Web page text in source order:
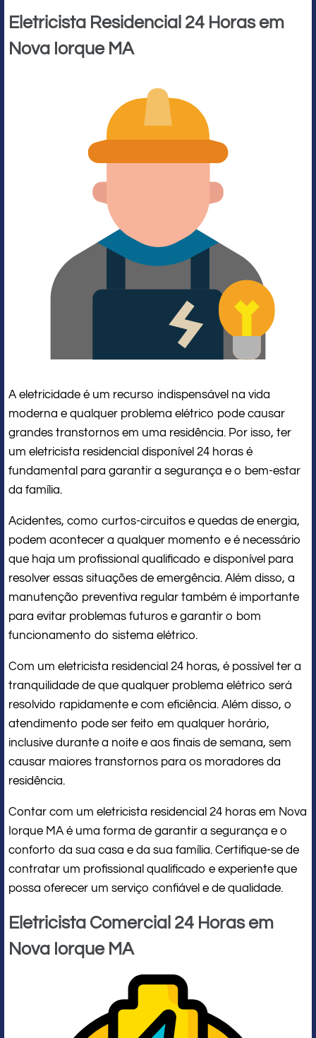
Eletricista Residencial 24 Horas em
Nova Iorque MA
A eletricidade é um recurso indispensável na vida
moderna e qualquer problema elétrico pode causar
grandes transtornos em uma residência. Por isso, ter
um eletricista residencial disponível 24 horas é
fundamental para garantir a segurança e o bem-estar
da família.
Acidentes, como curtos-circuitos e quedas de energia,
podem acontecer a qualquer momento e é necessário
que haja um profissional qualificado e disponível para
resolver essas situações de emergência. Além disso, a
manutenção preventiva regular também é importante
para evitar problemas futuros e garantir o bom
funcionamento do sistema elétrico.
Com um eletricista residencial 24 horas, é possível ter a
tranquilidade de que qualquer problema elétrico será
resolvido rapidamente e com eficiência. Além disso, o
atendimento pode ser feito em qualquer horário,
inclusive durante a noite e aos finais de semana, sem
causar maiores transtornos para os moradores da
residência.
Contar com um eletricista residencial 24 horas em Nova
Iorque MA é uma forma de garantir a segurança e o
conforto da sua casa e da sua família. Certifique-se de
contratar um profissional qualificado e experiente que
possa oferecer um serviço confiável e de qualidade.
Eletricista Comercial 24 Horas em
Nova Iorque MA